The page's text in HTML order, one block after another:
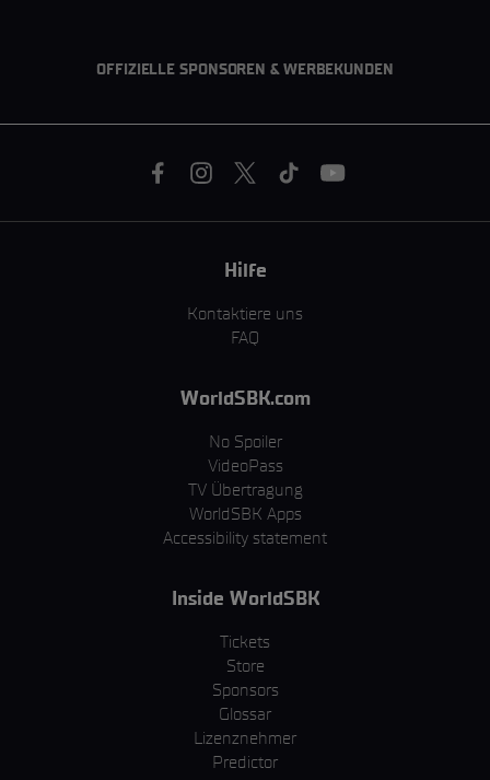
OFFIZIELLE SPONSOREN & WERBEKUNDEN
Hilfe
Kontaktiere uns
FAQ
WorldSBK.com
No Spoiler
VideoPass
TV Übertragung
WorldSBK Apps
Accessibility statement
Inside WorldSBK
Tickets
Store
Sponsors
Glossar
Lizenznehmer
Predictor